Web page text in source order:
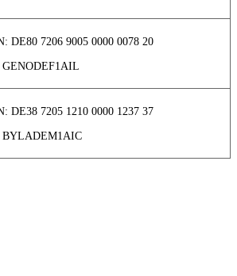
DE80 7206 9005 0000 0078 20
DE38 7205 1210 0000 1237 37
BYLADEM1AIC